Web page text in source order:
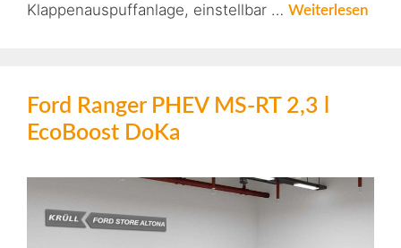
Klappenauspuffanlage, einstellbar … Weiterlesen
Ford Ranger PHEV MS-RT 2,3 l
EcoBoost DoKa